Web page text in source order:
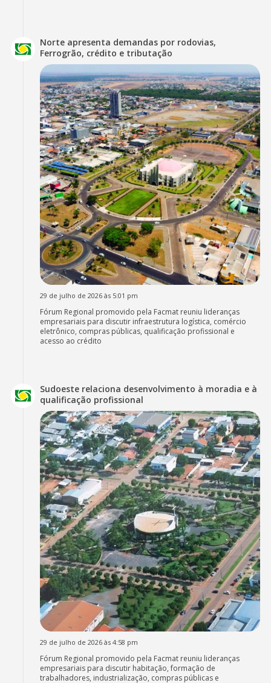
Norte apresenta demandas por rodovias,
Ferrogrão, crédito e tributação
29 de julho de 2026 às 5:01 pm
Fórum Regional promovido pela Facmat reuniu lideranças
empresariais para discutir infraestrutura logística, comércio
eletrônico, compras públicas, qualificação profissional e
acesso ao crédito
Sudoeste relaciona desenvolvimento à moradia e à
qualificação profissional
29 de julho de 2026 às 4:58 pm
Fórum Regional promovido pela Facmat reuniu lideranças
empresariais para discutir habitação, formação de
trabalhadores, industrialização, compras públicas e